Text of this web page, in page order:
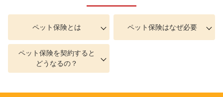
ペット保険とは ペット保険はなぜ必要
ペット保険を契約すると
どうなるの？